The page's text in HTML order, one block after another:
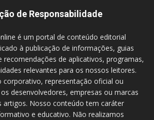
de Responsabilidade
é um portal de conteúdo editorial
à publicação de informações, guias
recomendações de aplicativos, programas,
relevantes para os nossos leitores.
corporativo, representação oficial ou
desenvolvedores, empresas ou marcas
artigos. Nosso conteúdo tem caráter
e educativo. Não realizamos